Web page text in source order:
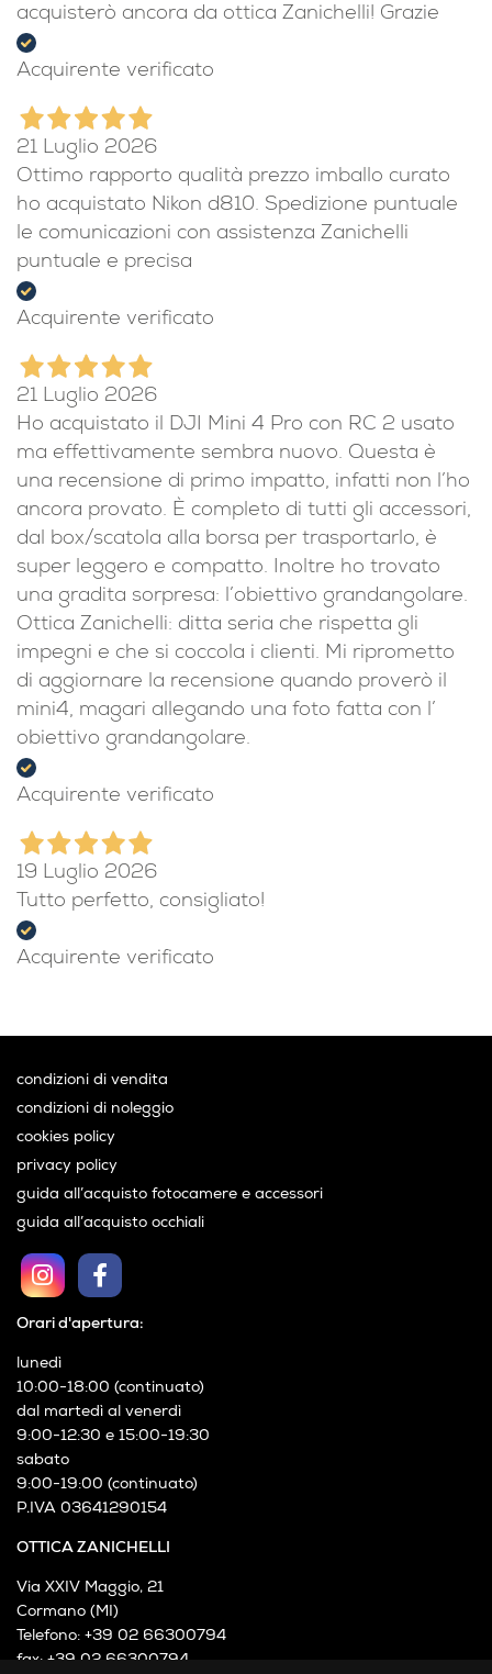
acquisterò ancora da ottica Zanichelli! Grazie
Acquirente verificato
21 Luglio 2026
Ottimo rapporto qualità prezzo imballo curato
ho acquistato Nikon d810. Spedizione puntuale
le comunicazioni con assistenza Zanichelli
puntuale e precisa
Acquirente verificato
21 Luglio 2026
Ho acquistato il DJI Mini 4 Pro con RC 2 usato
ma effettivamente sembra nuovo. Questa è
una recensione di primo impatto, infatti non l’ho
ancora provato. È completo di tutti gli accessori,
dal box/scatola alla borsa per trasportarlo, è
super leggero e compatto. Inoltre ho trovato
una gradita sorpresa: l’obiettivo grandangolare.
Ottica Zanichelli: ditta seria che rispetta gli
impegni e che si coccola i clienti. Mi riprometto
di aggiornare la recensione quando proverò il
mini4, magari allegando una foto fatta con l’
obiettivo grandangolare.
Acquirente verificato
19 Luglio 2026
Tutto perfetto, consigliato!
Acquirente verificato
OTTICA ZANICHELLI
Via XXIV Maggio, 21
Cormano (MI)
Telefono: +39 02 66300794
fax: +39 02 66300794
Orari d'apertura:
lunedì
10:00-18:00 (continuato)
dal martedì al venerdì
9:00-12:30 e 15:00-19:30
sabato
9:00-19:00 (continuato)
P.IVA 03641290154
condizioni di vendita
condizioni di noleggio
cookies policy
privacy policy
guida all’acquisto fotocamere e accessori
guida all’acquisto occhiali